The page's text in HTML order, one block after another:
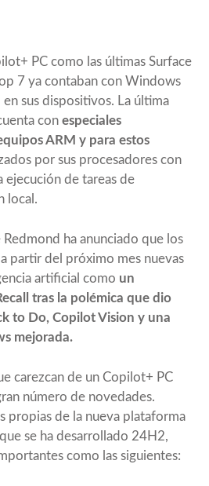
PC como las últimas Surface
7 ya contaban con Windows
sus dispositivos. La última
con especiales
ARM y para estos
por sus procesadores con
ejecución de tareas de
local.
ha anunciado que los
partir del próximo mes nuevas
artificial como un
tras la polémica que dio
to Do, Copilot Vision y una
mejorada.
carezcan de un Copilot+ PC
número de novedades.
propias de la nueva plataforma
se ha desarrollado 24H2,
como las siguientes: